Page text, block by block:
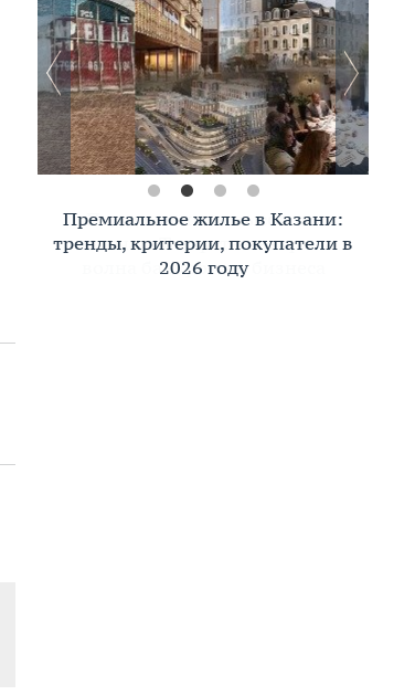
Премиальное жилье в Казани:
тренды, критерии, покупатели в
2026 году